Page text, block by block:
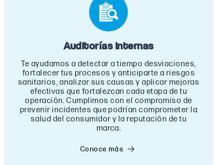
Auditorías internas
Te ayudamos a detectar a tiempo desviaciones,
fortalecer tus procesos y anticiparte a riesgos
sanitarios, analizar sus causas y aplicar mejoras
efectivas que fortalezcan cada etapa de tu
operación. Cumplimos con el compromiso de
prevenir incidentes que podrían comprometer la
salud del consumidor y la reputación de tu
marca.
Conoce más